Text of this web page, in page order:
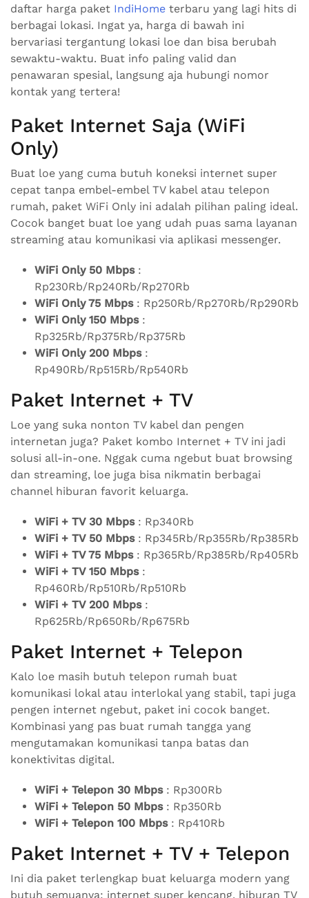
daftar harga paket IndiHome terbaru yang lagi hits di
berbagai lokasi. Ingat ya, harga di bawah ini
bervariasi tergantung lokasi loe dan bisa berubah
sewaktu-waktu. Buat info paling valid dan
penawaran spesial, langsung aja hubungi nomor
kontak yang tertera!
Paket Internet Saja (WiFi
Only)
Buat loe yang cuma butuh koneksi internet super
cepat tanpa embel-embel TV kabel atau telepon
rumah, paket WiFi Only ini adalah pilihan paling ideal.
Cocok banget buat loe yang udah puas sama layanan
streaming atau komunikasi via aplikasi messenger.
WiFi Only 50 Mbps:
Rp230Rb/Rp240Rb/Rp270Rb
WiFi Only 75 Mbps: Rp250Rb/Rp270Rb/Rp290Rb
WiFi Only 150 Mbps:
Rp325Rb/Rp375Rb/Rp375Rb
WiFi Only 200 Mbps:
Rp490Rb/Rp515Rb/Rp540Rb
Paket Internet + TV
Loe yang suka nonton TV kabel dan pengen
internetan juga? Paket kombo Internet + TV ini jadi
solusi all-in-one. Nggak cuma ngebut buat browsing
dan streaming, loe juga bisa nikmatin berbagai
channel hiburan favorit keluarga.
WiFi + TV 30 Mbps: Rp340Rb
WiFi + TV 50 Mbps: Rp345Rb/Rp355Rb/Rp385Rb
WiFi + TV 75 Mbps: Rp365Rb/Rp385Rb/Rp405Rb
WiFi + TV 150 Mbps:
Rp460Rb/Rp510Rb/Rp510Rb
WiFi + TV 200 Mbps:
Rp625Rb/Rp650Rb/Rp675Rb
Paket Internet + Telepon
Kalo loe masih butuh telepon rumah buat
komunikasi lokal atau interlokal yang stabil, tapi juga
pengen internet ngebut, paket ini cocok banget.
Kombinasi yang pas buat rumah tangga yang
mengutamakan komunikasi tanpa batas dan
konektivitas digital.
WiFi + Telepon 30 Mbps: Rp300Rb
WiFi + Telepon 50 Mbps: Rp350Rb
WiFi + Telepon 100 Mbps: Rp410Rb
Paket Internet + TV + Telepon
Ini dia paket terlengkap buat keluarga modern yang
butuh semuanya: internet super kencang, hiburan TV